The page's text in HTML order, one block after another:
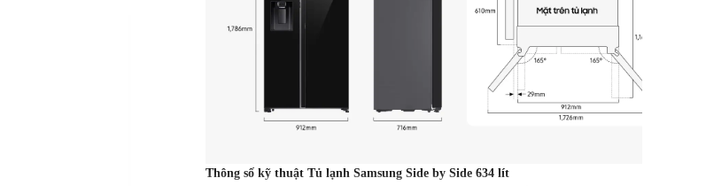
Thông số kỹ thuật Tủ lạnh Samsung Side by Side 634 lít